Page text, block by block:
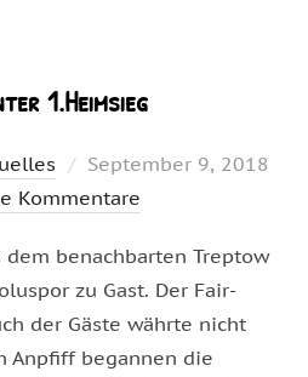
1.Heimsieg
Veröffentlicht
am
September 9, 2018
Kommentare
benachbarten Treptow
zu Gast. Der Fair-
der Gäste währte nicht
Anpfiff begannen die